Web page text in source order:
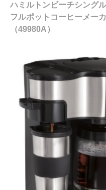
ハミルトンビーチシング
フルポットコーヒーメー
（49980A）